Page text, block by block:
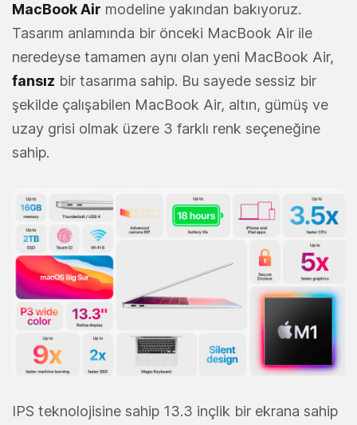
MacBook Air modeline yakından bakıyoruz.
Tasarım anlamında bir önceki MacBook Air ile
neredeyse tamamen aynı olan yeni MacBook Air,
fansız bir tasarıma sahip. Bu sayede sessiz bir
şekilde çalışabilen MacBook Air, altın, gümüş ve
uzay grisi olmak üzere 3 farklı renk seçeneğine
sahip.
IPS teknolojisine sahip 13.3 inçlik bir ekrana sahip